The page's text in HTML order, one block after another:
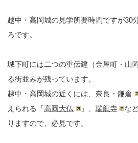
越中・高岡城の見学所要時間ですが30
ろです。
城下町には二つの重伝建（金屋町・山
る街並みが残っています。
越中・高岡城の近くには、奈良・ 鎌倉
えられる「高岡大仏 」、 瑞龍寺
な
りますので、必見です。